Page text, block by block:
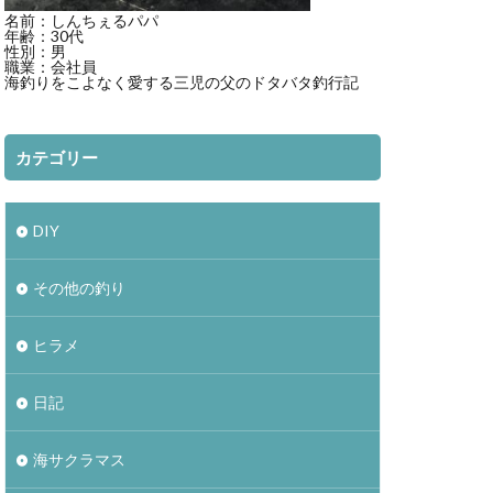
名前：しんちぇるパパ
年齢：30代
性別：男
職業：会社員
海釣りをこよなく愛する三児の父のドタバタ釣行記
カテゴリー
DIY
その他の釣り
ヒラメ
日記
海サクラマス